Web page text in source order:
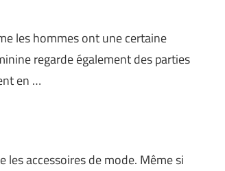
les hommes ont une certaine
regarde également des parties
en …
les accessoires de mode. Même si